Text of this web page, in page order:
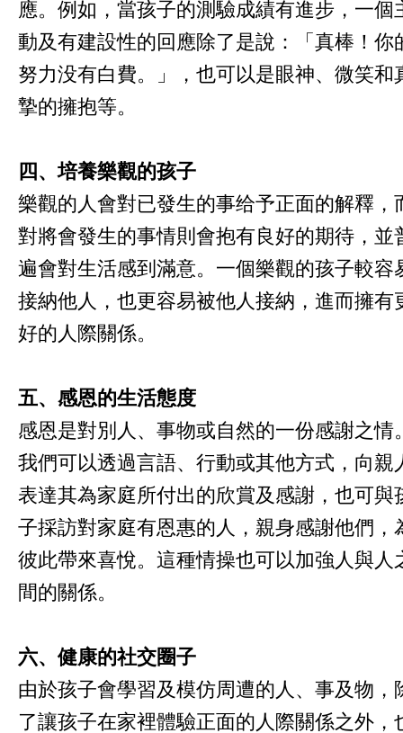
應。例如，當孩子的測驗成績有進步，一個
動及有建設性的回應除了是說：「真棒！你
努力没有白費。」，也可以是眼神、微笑和
摯的擁抱等。
四、培養樂觀的孩子
樂觀的人會對已發生的事给予正面的解釋，
對將會發生的事情則會抱有良好的期待，並
遍會對生活感到滿意。一個樂觀的孩子較容
接納他人，也更容易被他人接納，進而擁有
好的人際關係。
五、感恩的生活態度
感恩是對別人、事物或自然的一份感謝之情
我們可以透過言語、行動或其他方式，向親
表達其為家庭所付出的欣賞及感謝，也可與
子採訪對家庭有恩惠的人，親身感謝他們，
彼此帶來喜悅。這種情操也可以加強人與人
間的關係。
六、健康的社交圈子
由於孩子會學習及模仿周遭的人、事及物，
了讓孩子在家裡體驗正面的人際關係之外，